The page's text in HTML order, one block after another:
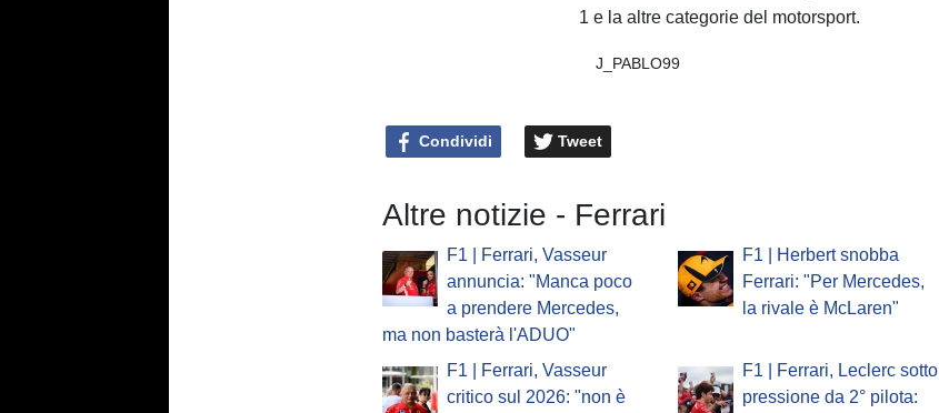
1 e la altre categorie del motorsport.
J_PABLO99
Condividi Tweet
Altre notizie - Ferrari
F1 | Ferrari, Vasseur
annuncia: "Manca poco
a prendere Mercedes,
ma non basterà l'ADUO"
F1 | Herbert snobba
Ferrari: "Per Mercedes,
la rivale è McLaren"
F1 | Ferrari, Vasseur
critico sul 2026: "non è
F1 | Ferrari, Leclerc sotto
pressione da 2° pilota: